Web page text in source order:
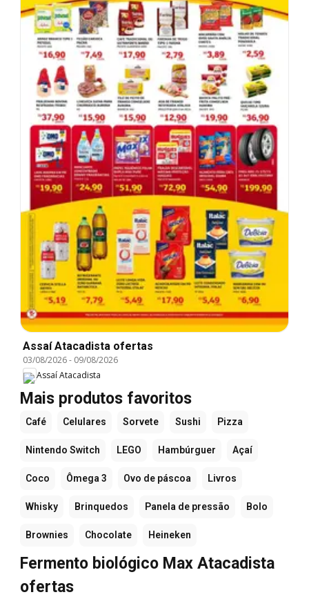
Assaí Atacadista ofertas
03/08/2026- 09/08/2026
Assaí Atacadista
Mais produtos favoritos
Café Celulares Sorvete Sushi Pizza
Nintendo Switch LEGO Hambúrguer Açaí
Coco Ômega 3 Ovo de páscoa Livros
Whisky Brinquedos Panela de pressão Bolo
Brownies Chocolate Heineken
Fermento biológico Max Atacadista
ofertas